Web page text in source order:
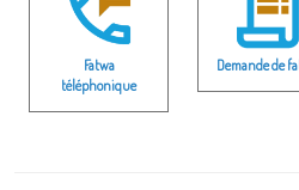
Fatwa
téléphonique
Demande de